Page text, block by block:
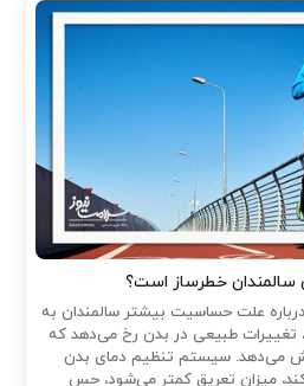
سالمندان خطرساز است؟
علت حساسیت بیشتر سالمندان به
تغییرات طبیعی در بدن رخ می‌دهد که
می‌دهد. سیستم تنظیم دمای بدن
میزان تعریق کمتر می‌شود، حس